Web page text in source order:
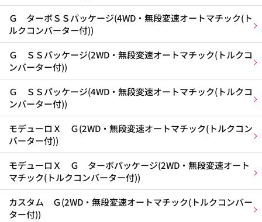
Ｇ ターボＳＳパッケージ(4WD・無段変速オートマチック(ト
ルクコンバーター付))
Ｇ ＳＳパッケージ(2WD・無段変速オートマチック(トルクコ
ンバーター付))
Ｇ ＳＳパッケージ(4WD・無段変速オートマチック(トルクコ
ンバーター付))
モデューロＸ Ｇ(2WD・無段変速オートマチック(トルクコン
バーター付))
モデューロＸ Ｇ ターボパッケージ(2WD・無段変速オート
マチック(トルクコンバーター付))
カスタム Ｇ(2WD・無段変速オートマチック(トルクコンバー
ター付))